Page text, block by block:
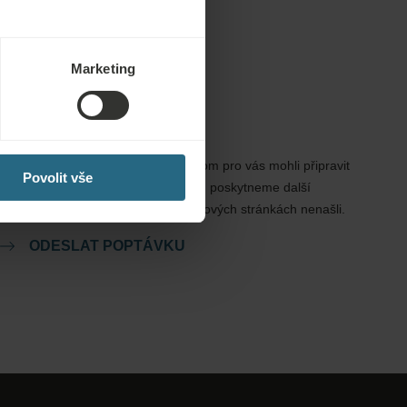
Marketing
Povolit vše
Poptávky
Zašlete nám svou poptávku, abychom pro vás mohli připravit
nejlepší možnou nabídku. Rádi vám poskytneme další
informace, které jste na našich webových stránkách nenašli.
ODESLAT POPTÁVKU